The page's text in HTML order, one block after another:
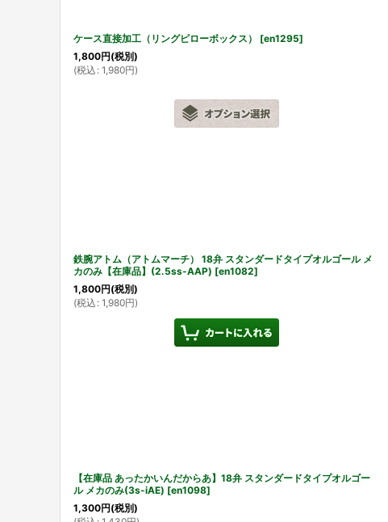
ケース直接加工（リングピローボックス） [en1295]
1,800円(税別)
(税込 : 1,980円)
鉄腕アトム（アトムマーチ） 18弁 スタンダードタイプオルゴール メ
カのみ【在庫品】(2.5ss-AAP) [en1082]
1,800円(税別)
(税込 : 1,980円)
【在庫品 あったかいんだからあ】18弁 スタンダードタイプオルゴー
ル メカのみ(3s-iAE) [en1098]
1,300円(税別)